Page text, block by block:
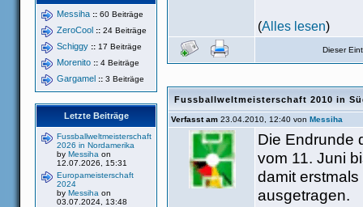
Messiha :: 60 Beiträge
ZeroCool :: 24 Beiträge
Schiggy :: 17 Beiträge
Morenito :: 4 Beiträge
Gargamel :: 3 Beiträge
Letzte Beiträge
Fussballweltmeisterschaft
2026 in Nordamerika
by Messiha on
12.07.2026, 15:31
Europameisterschaft
2024
by Messiha on
03.07.2024, 13:48
(Alles lesen)
Dieser
Fussballweltmeisterschaft 2010 in
Verfasst am 23.04.2010, 12:40 von Messiha
Die Endrunde
vom 11. Juni
damit
ausgetragen.